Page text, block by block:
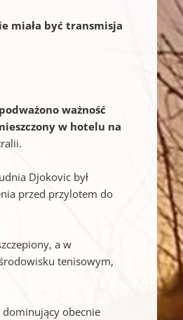
miała być transmisja
ważność
w hotelu na
Djokovic był
przed przylotem do
a w
tenisowym,
dominujący obecnie